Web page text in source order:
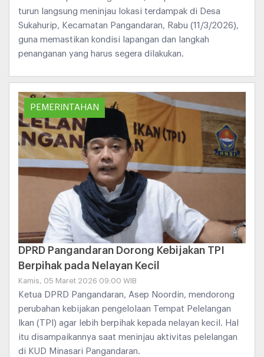
turun langsung meninjau lokasi terdampak di Desa
Sukahurip, Kecamatan Pangandaran, Rabu (11/3/2026),
guna memastikan kondisi lapangan dan langkah
penanganan yang harus segera dilakukan.
PEMERINTAHAN
DPRD Pangandaran Dorong Kebijakan TPI
Berpihak pada Nelayan Kecil
Kamis, 05 Maret 2026 09:00 WIB
Ketua DPRD Pangandaran, Asep Noordin, mendorong
perubahan kebijakan pengelolaan Tempat Pelelangan
Ikan (TPI) agar lebih berpihak kepada nelayan kecil. Hal
itu disampaikannya saat meninjau aktivitas pelelangan
di KUD Minasari Pangandaran.